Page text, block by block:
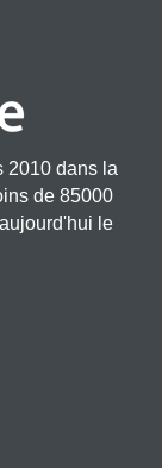
2010 dans la
de 85000
le